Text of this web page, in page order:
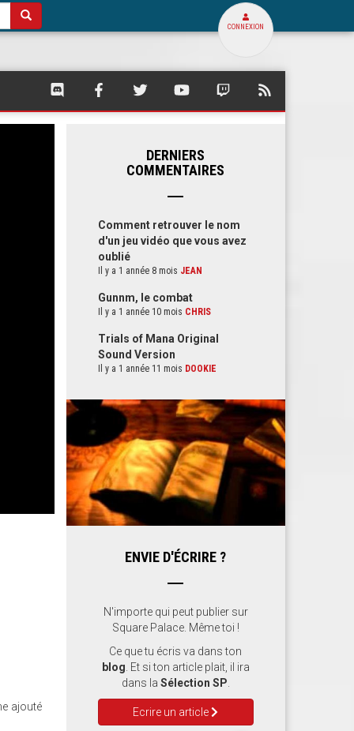
CONNEXION
SQUARE
SQUARE SQUARE SQUARE SQUARE
ajouté
DERNIERS
COMMENTAIRES
Comment retrouver le nom
d'un jeu vidéo que vous avez
oublié
Il y a 1 année 8 mois JEAN
Gunnm, le combat
Il y a 1 année 10 mois CHRIS
Trials of Mana Original
Sound Version
Il y a 1 année 11 mois DOOKIE
ENVIE D'ÉCRIRE ?
N'importe qui peut publier sur
Square Palace. Même toi !
Ce que tu écris va dans ton
blog . Et si ton article plait, il ira
dans la Sélection SP
Ecrire un article